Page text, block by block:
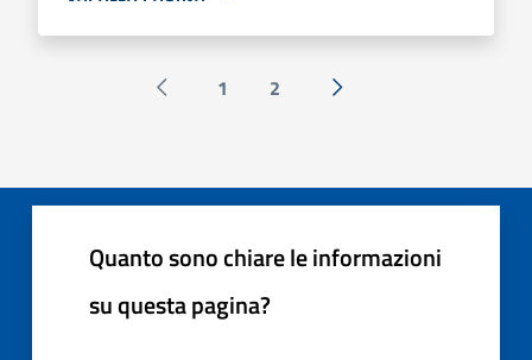
Pagina precedente
1 2 Successiva »
Quanto sono chiare le informazioni
su questa pagina?